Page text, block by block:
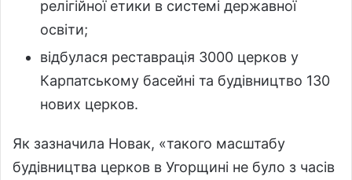
релігійної етики в системі державної
освіти;
відбулася реставрація 3000 церков у
Карпатському басейні та будівництво 130
нових церков.
Як зазначила Новак, «такого масштабу
будівництва церков в Угорщині не було з часів